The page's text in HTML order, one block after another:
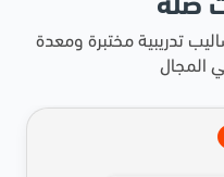
صلة
تدريبية مختبرة ومعدة
المجال